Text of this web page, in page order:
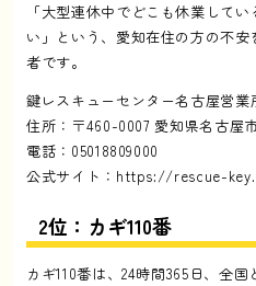
「大型連休中でどこも休業して
い」という、愛知在住の方の不
者です。
鍵レスキューセンター名古屋営業
住所：〒460-0007 愛知県名古屋
電話：05018809000
公式サイト： https://rescue-
2位：カギ110番
カギ110番は、24時間365日、全